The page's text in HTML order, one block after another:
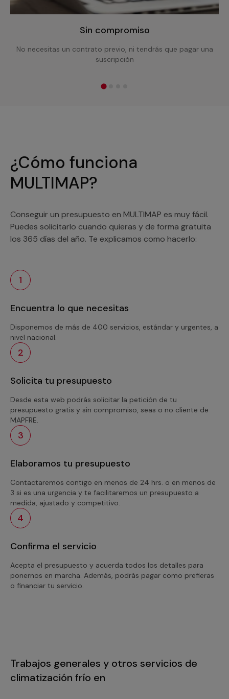
Sin compromiso
No necesitas un contrato previo, ni tendrás que pagar una
suscripción
¿Cómo funciona
MULTIMAP?
Conseguir un presupuesto en MULTIMAP es muy fácil.
Puedes solicitarlo cuando quieras y de forma gratuita
los 365 días del año. Te explicamos como hacerlo:
1
Encuentra lo que necesitas
Disponemos de más de 400 servicios, estándar y urgentes, a
nivel nacional.
2
Solicita tu presupuesto
Desde esta web podrás solicitar la petición de tu
presupuesto gratis y sin compromiso, seas o no cliente de
MAPFRE.
3
Elaboramos tu presupuesto
Contactaremos contigo en menos de 24 hrs. o en menos de
3 si es una urgencia y te facilitaremos un presupuesto a
medida, ajustado y competitivo.
4
Confirma el servicio
Acepta el presupuesto y acuerda todos los detalles para
ponernos en marcha. Además, podrás pagar como prefieras
o financiar tu servicio.
Trabajos generales y otros servicios de
climatización frío en